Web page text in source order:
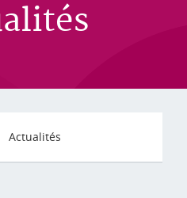
Actualités